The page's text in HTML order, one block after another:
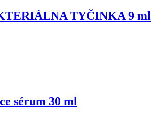
TYČINKA 9 ml
sérum 30 ml